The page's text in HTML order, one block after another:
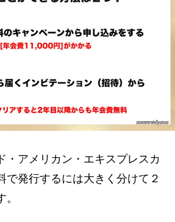
・アメリカン・エキスプレスカ
で発行するには大きく分けて２